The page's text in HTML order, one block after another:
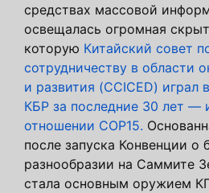
средствах массовой
освещалась огромная
которую Китайский совет
сотрудничеству в области
и развития (CCICED) играл
КБР за последние 30 лет —
отношении COP15.
после запуска Конвенции о
разнообразии на Саммите
стала основным оружием